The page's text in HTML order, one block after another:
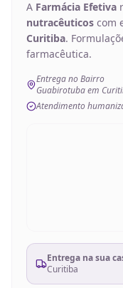
A Farmácia Efetiva
nutracêuticos com
Curitiba.
farmacêutica.
Entrega no Bairro
Guabirotuba em
Atendimento
Entrega na sua
Curitiba